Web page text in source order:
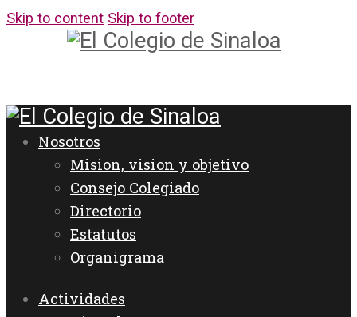
Skip to content Skip to footer
Nosotros
Mision, vision y objetivo
Consejo Colegiado
Directorio
Estatutos
Organigrama
Actividades